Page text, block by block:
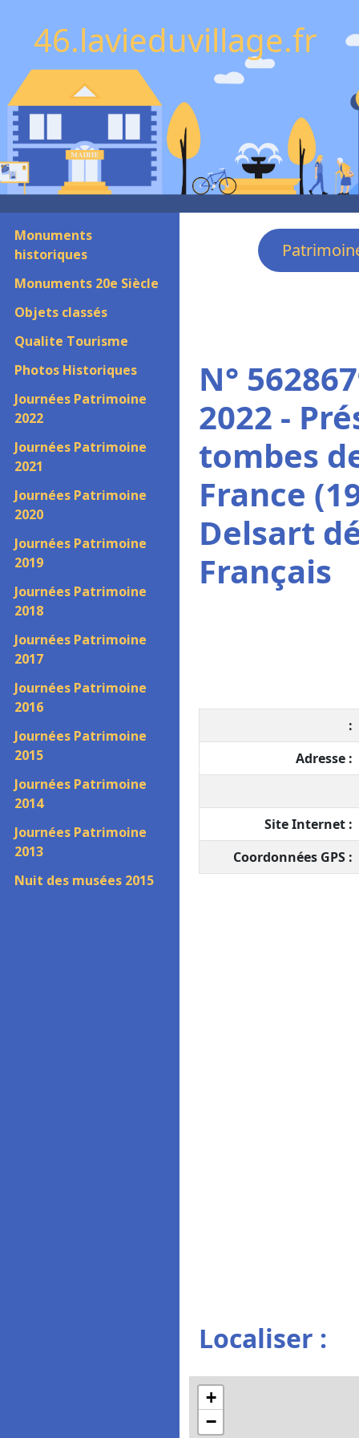
46.lavieduvillage.fr
Monuments
historiques
Monuments 20e Siècle
Objets classés
Qualite Tourisme
Photos Historiques
Journées Patrimoine
2022
Journées Patrimoine
2021
Journées Patrimoine
2020
Journées Patrimoine
2019
Journées Patrimoine
2018
Journées Patrimoine
2017
Journées Patrimoine
2016
Journées Patrimoine
2015
Journées Patrimoine
2014
Journées Patrimoine
2013
Nuit des musées 2015
N°
2022 -
tombes
France
Delsart
Français
:
Adresse :
Site Internet :
Coordonnées GPS :
Localiser :
+
−